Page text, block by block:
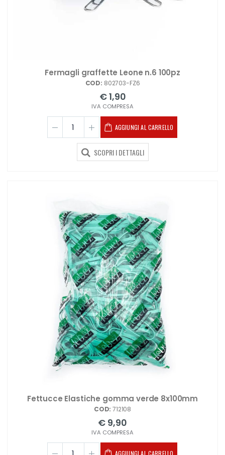
Fermagli graffette Leone n.6 100pz
COD: 802703-FZ6
€ 1,90
IVA COMPRESA
AGGIUNGI AL CARRELLO
SCOPRI I DETTAGLI
Fettucce Elastiche gomma verde 8x100mm
COD: 712108
€ 9,90
IVA COMPRESA